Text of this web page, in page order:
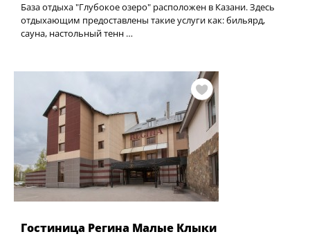
База отдыха "Глубокое озеро" расположен в Казани. Здесь
отдыхающим предоставлены такие услуги как: бильярд,
сауна, настольный тенн …
Гостиница Регина Малые Клыки